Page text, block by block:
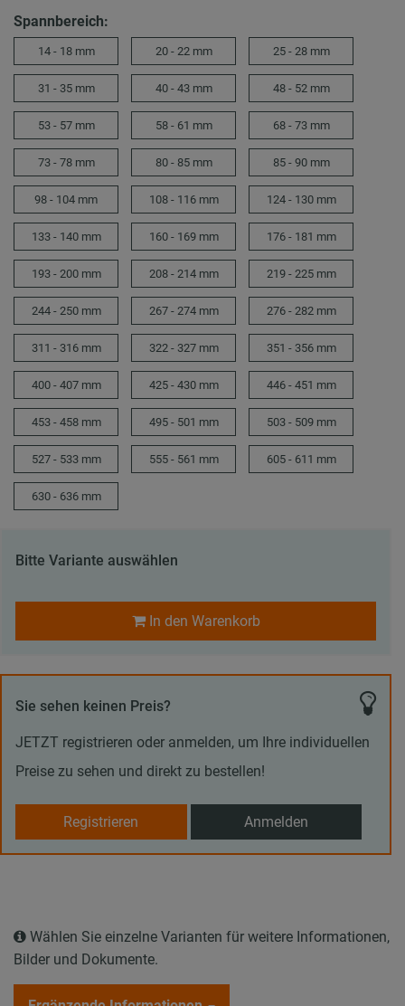
Spannbereich:
14 - 18 mm 20 - 22 mm 25 - 28 mm
31 - 35 mm 40 - 43 mm 48 - 52 mm
53 - 57 mm 58 - 61 mm 68 - 73 mm
73 - 78 mm 80 - 85 mm 85 - 90 mm
98 - 104 mm 108 - 116 mm 124 - 130 mm
133 - 140 mm 160 - 169 mm 176 - 181 mm
193 - 200 mm 208 - 214 mm 219 - 225 mm
244 - 250 mm 267 - 274 mm 276 - 282 mm
311 - 316 mm 322 - 327 mm 351 - 356 mm
400 - 407 mm 425 - 430 mm 446 - 451 mm
453 - 458 mm 495 - 501 mm 503 - 509 mm
527 - 533 mm 555 - 561 mm 605 - 611 mm
630 - 636 mm
Bitte Variante auswählen
In den Warenkorb
Sie sehen keinen Preis?
JETZT registrieren oder anmelden, um Ihre individuellen
Preise zu sehen und direkt zu bestellen!
Registrieren Anmelden
Wählen Sie einzelne Varianten für weitere Informationen,
Bilder und Dokumente.